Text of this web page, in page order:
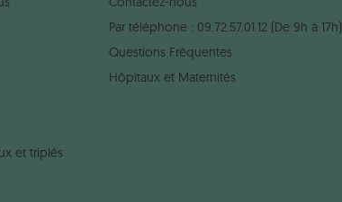
et triplés
Par téléphone : 09.72.57.01.12 (De 9h à 17h)
Questions Fréquentes
Hôpitaux et Maternités